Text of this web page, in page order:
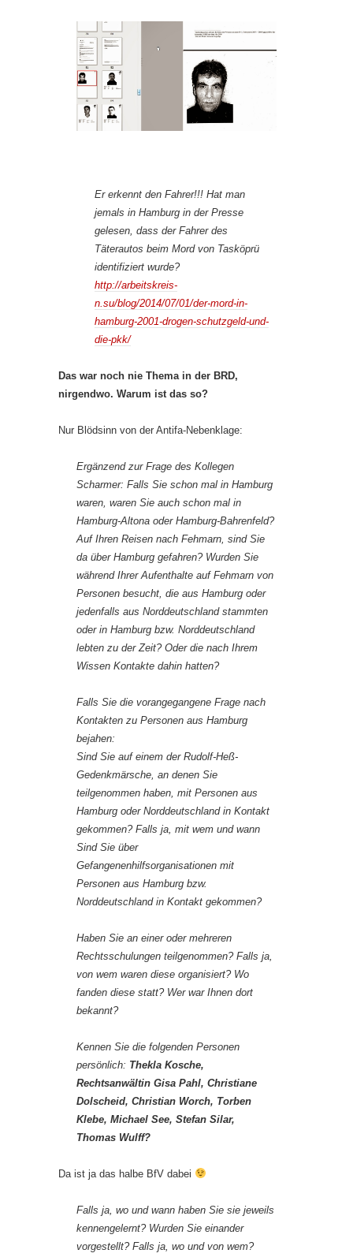
Er erkennt den Fahrer!!! Hat man
jemals in Hamburg in der Presse
gelesen, dass der Fahrer des
Täterautos beim Mord von Tasköprü
identifiziert wurde?
http://arbeitskreis-
n.su/blog/2014/07/01/der-mord-in-
hamburg-2001-drogen-schutzgeld-und-
die-pkk/
Das war noch nie Thema in der BRD,
nirgendwo. Warum ist das so?
Nur Blödsinn von der Antifa-Nebenklage:
Ergänzend zur Frage des Kollegen
Scharmer: Falls Sie schon mal in Hamburg
waren, waren Sie auch schon mal in
Hamburg-Altona oder Hamburg-Bahrenfeld?
Auf Ihren Reisen nach Fehmarn, sind Sie
da über Hamburg gefahren? Wurden Sie
während Ihrer Aufenthalte auf Fehmarn von
Personen besucht, die aus Hamburg oder
jedenfalls aus Norddeutschland stammten
oder in Hamburg bzw. Norddeutschland
lebten zu der Zeit? Oder die nach Ihrem
Wissen Kontakte dahin hatten?
Falls Sie die vorangegangene Frage nach
Kontakten zu Personen aus Hamburg
bejahen:
Sind Sie auf einem der Rudolf-Heß-
Gedenkmärsche, an denen Sie
teilgenommen haben, mit Personen aus
Hamburg oder Norddeutschland in Kontakt
gekommen? Falls ja, mit wem und wann
Sind Sie über
Gefangenenhilfsorganisationen mit
Personen aus Hamburg bzw.
Norddeutschland in Kontakt gekommen?
Haben Sie an einer oder mehreren
Rechtsschulungen teilgenommen? Falls ja,
von wem waren diese organisiert? Wo
fanden diese statt? Wer war Ihnen dort
bekannt?
Kennen Sie die folgenden Personen
persönlich: Thekla Kosche,
Rechtsanwältin Gisa Pahl, Christiane
Dolscheid, Christian Worch, Torben
Klebe, Michael See, Stefan Silar,
Thomas Wulff?
Da ist ja das halbe BfV dabei
Falls ja, wo und wann haben Sie sie jeweils
kennengelernt? Wurden Sie einander
vorgestellt? Falls ja, wo und von wem?